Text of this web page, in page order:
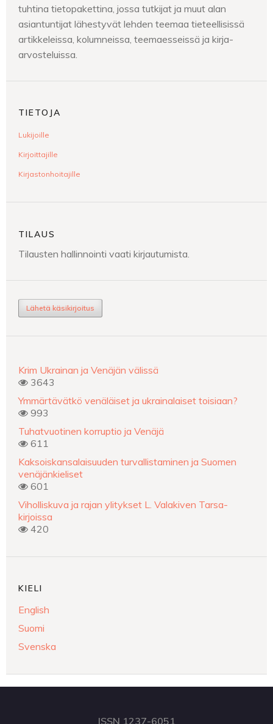
tuhtina tietopakettina, jossa tutkijat ja muut alan
asiantuntijat lähestyvät lehden teemaa tieteellisissä
artikkeleissa, kolumneissa, teemaesseissä ja kirja-
arvosteluissa.
TIETOJA
Lukijoille
Kirjoittajille
Kirjastonhoitajille
TILAUS
Tilausten hallinnointi vaati kirjautumista.
Lähetä käsikirjoitus
Krim Ukrainan ja Venäjän välissä
3643
Ymmärtävätkö venäläiset ja ukrainalaiset toisiaan?
993
Tuhatvuotinen korruptio ja Venäjä
611
Kaksoiskansalaisuuden turvallistaminen ja Suomen
venäjänkieliset
601
Viholliskuva ja rajan ylitykset L. Valakiven Tarsa-
kirjoissa
420
KIELI
English
Suomi
Svenska
ISSN 1237-6051